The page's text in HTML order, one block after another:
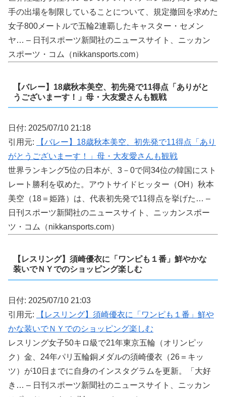
手の出場を制限していることについて、規定撤回を求めた
女子800メートルで五輪2連覇したキャスター・セメン
ヤ… – 日刊スポーツ新聞社のニュースサイト、ニッカン
スポーツ・コム（nikkansports.com）
【バレー】18歳秋本美空、初先発で11得点「ありがと
うございまーす！」母・大友愛さんも観戦
日付: 2025/07/10 21:18
引用元:
【バレー】18歳秋本美空、初先発で11得点「あり
がとうございまーす！」母・大友愛さんも観戦
世界ランキング5位の日本が、3－0で同34位の韓国にスト
レート勝利を収めた。アウトサイドヒッター（OH）秋本
美空（18＝姫路）は、代表初先発で11得点を挙げた… –
日刊スポーツ新聞社のニュースサイト、ニッカンスポー
ツ・コム（nikkansports.com）
【レスリング】須崎優衣に「ワンピも１番」鮮やかな
装いでＮＹでのショッピング楽しむ
日付: 2025/07/10 21:03
引用元:
【レスリング】須崎優衣に「ワンピも１番」鮮や
かな装いでＮＹでのショッピング楽しむ
レスリング女子50キロ級で21年東京五輪（オリンピッ
ク）金、24年パリ五輪銅メダルの須崎優衣（26＝キッ
ツ）が10日までに自身のインスタグラムを更新。「大好
き… – 日刊スポーツ新聞社のニュースサイト、ニッカン